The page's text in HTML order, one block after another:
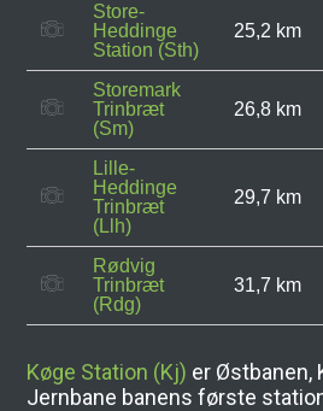
Store-
Heddinge
Station (Sth)
25,2 km
Storemark
Trinbræt
(Sm)
26,8 km
Lille-
Heddinge
Trinbræt
(Llh)
29,7 km
Rødvig
Trinbræt
(Rdg)
31,7 km
Køge Station (Kj) er Østbanen,
Jernbane banens første